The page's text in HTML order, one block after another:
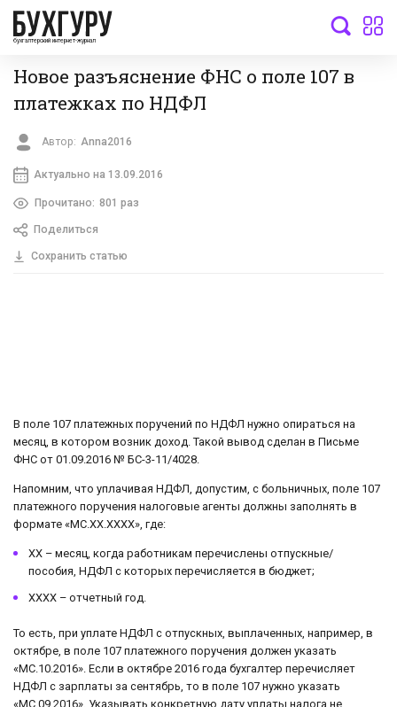
бухгалтерский интернет-журнал
Новое разъяснение ФНС о поле 107 в
платежках по НДФЛ
Автор: Anna2016
Актуально на 13.09.2016
Прочитано: 801 раз
Поделиться
Сохранить статью
В поле 107 платежных поручений по НДФЛ нужно опираться на
месяц, в котором возник доход. Такой вывод сделан в Письме
ФНС от 01.09.2016 № БС-3-11/4028.
Напомним, что уплачивая НДФЛ, допустим, с больничных, поле 107
платежного поручения налоговые агенты должны заполнять в
формате «МС.ХХ.ХХХХ», где:
ХХ – месяц, когда работникам перечислены отпускные/
пособия, НДФЛ с которых перечисляется в бюджет;
ХХХХ – отчетный год.
То есть, при уплате НДФЛ с отпускных, выплаченных, например, в
октябре, в поле 107 платежного поручения должен указать
«МС.10.2016». Если в октябре 2016 года бухгалтер перечисляет
НДФЛ с зарплаты за сентябрь, то в поле 107 нужно указать
«МС.09.2016». Указывать конкретную дату уплаты налога не